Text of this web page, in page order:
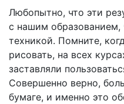
Любопытно, что эти
с нашим
техникой. Помните,
рисовать, на всех
заставляли
Совершенно верно,
бумаге, и именно это